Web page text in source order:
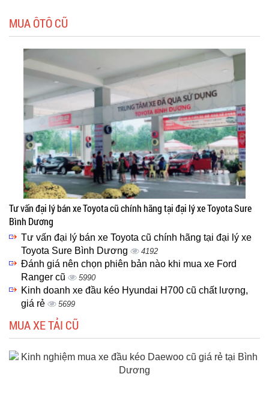
MUA ÔTÔ CŨ
Tư vấn đại lý bán xe Toyota cũ chính hãng tại đại lý xe Toyota Sure
Bình Dương
Tư vấn đại lý bán xe Toyota cũ chính hãng tại đại lý xe
Toyota Sure Bình Dương
4192
Đánh giá nên chọn phiên bản nào khi mua xe Ford
Ranger cũ
5990
Kinh doanh xe đầu kéo Hyundai H700 cũ chất lượng,
giá rẻ
5699
MUA XE TẢI CŨ